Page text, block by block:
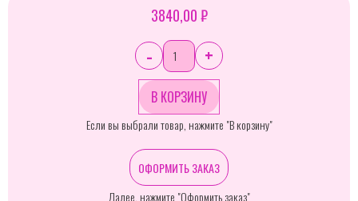
3840,00 ₽
- +
Если вы выбрали товар, нажмите "В корзину"
ОФОРМИТЬ ЗАКАЗ
Далее, нажмите "Оформить заказ"